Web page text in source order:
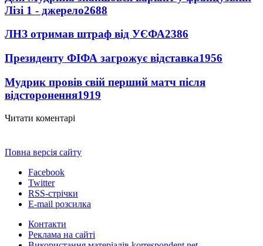
Лізі 1 - джерело2688
ЛНЗ отримав штраф від УЄФА2386
Президенту ФІФА загрожує відставка1956
Мудрик провів свій перший матч після
відсторонення1919
Читати коментарі
Повна версія сайту
Facebook
Twitter
RSS-стрічки
E-mail розсилка
Контакти
Реклама на сайті